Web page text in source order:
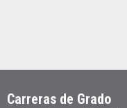
Carreras de Grado